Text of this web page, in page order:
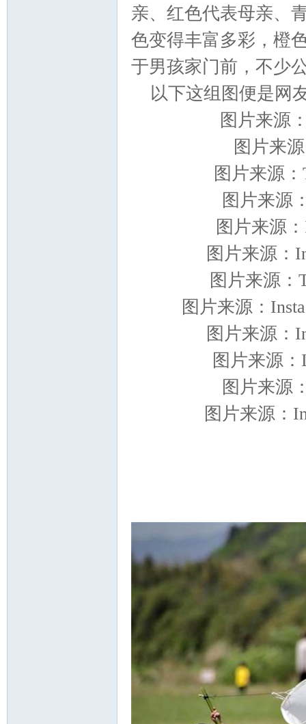
亲、红色代表母亲、
色变得丰富多彩，橙
于男孩家门前，不少
以下这组图便是网
图片来源
图片来
图片来源
图片来源
图片来源
图片来源
图片来源
图片来源：
图片来源
图片来源
图片来源
图片来源：